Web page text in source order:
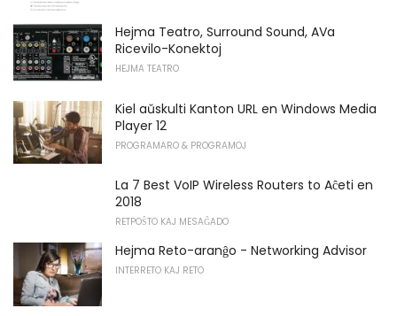
Hejma Teatro, Surround Sound, AVa
Ricevilo-Konektoj
HEJMA TEATRO
Kiel aŭskulti Kanton URL en Windows Media
Player 12
PROGRAMARO & PROGRAMOJ
La 7 Best VoIP Wireless Routers to Aĉeti en
2018
RETPOŜTO KAJ MESAĜADO
Hejma Reto-aranĝo - Networking Advisor
INTERRETO KAJ RETO